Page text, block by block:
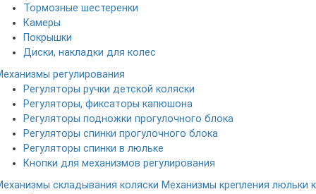
Тормозные шестеренки
Камеры
Покрышки
Диски, накладки для колес
регулирования
Регуляторы ручки детской коляски
Регуляторы, фиксаторы капюшона
Регуляторы подножки прогулочного блока
Регуляторы спинки прогулочного блока
Регуляторы спинки в люльке
Кнопки для механизмов регулирования
складывания коляски Механизмы крепления люльки к